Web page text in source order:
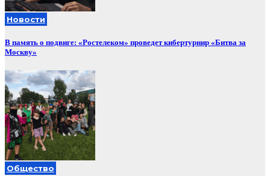
Новости
В память о подвиге: «Ростелеком» проведет кибертурнир «Битва за
Москву»
Общество